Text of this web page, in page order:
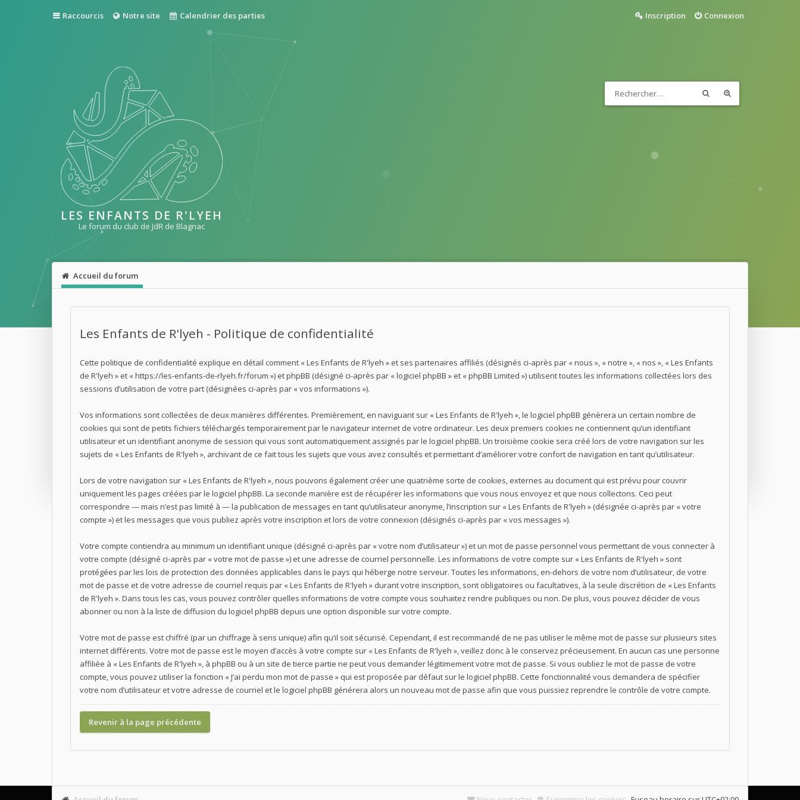
Raccourcis Notre site Calendrier des parties Connexion
Inscription
LES ENFANTS DE R'LYEH
Le forum du club de JdR de Blagnac
Accueil du forum
Les Enfants de R'lyeh - Politique de confidentialité
Cette politique de confidentialité explique en détail comment « Les Enfants de R'lyeh » et ses partenaires affiliés (désignés ci-après par « nous », « notre », « nos », « Les Enfants
de R'lyeh » et « https://les-enfants-de-rlyeh.fr/forum ») et phpBB (désigné ci-après par « logiciel phpBB » et « phpBB Limited ») utilisent toutes les informations collectées lors des
sessions d’utilisation de votre part (désignées ci-après par « vos informations »).
Vos informations sont collectées de deux manières différentes. Premièrement, en naviguant sur « Les Enfants de R'lyeh », le logiciel phpBB génèrera un certain nombre de
cookies qui sont de petits fichiers téléchargés temporairement par le navigateur internet de votre ordinateur. Les deux premiers cookies ne contiennent qu’un identifiant
utilisateur et un identifiant anonyme de session qui vous sont automatiquement assignés par le logiciel phpBB. Un troisième cookie sera créé lors de votre navigation sur les
sujets de « Les Enfants de R'lyeh », archivant de ce fait tous les sujets que vous avez consultés et permettant d’améliorer votre confort de navigation en tant qu’utilisateur.
Lors de votre navigation sur « Les Enfants de R'lyeh », nous pouvons également créer une quatrième sorte de cookies, externes au document qui est prévu pour couvrir
uniquement les pages créées par le logiciel phpBB. La seconde manière est de récupérer les informations que vous nous envoyez et que nous collectons. Ceci peut
correspondre — mais n’est pas limité à — la publication de messages en tant qu’utilisateur anonyme, l’inscription sur « Les Enfants de R'lyeh » (désignée ci-après par « votre
compte ») et les messages que vous publiez après votre inscription et lors de votre connexion (désignés ci-après par « vos messages »).
Votre compte contiendra au minimum un identifiant unique (désigné ci-après par « votre nom d’utilisateur ») et un mot de passe personnel vous permettant de vous connecter à
votre compte (désigné ci-après par « votre mot de passe ») et une adresse de courriel personnelle. Les informations de votre compte sur « Les Enfants de R'lyeh » sont
protégées par les lois de protection des données applicables dans le pays qui héberge notre serveur. Toutes les informations, en-dehors de votre nom d’utilisateur, de votre
mot de passe et de votre adresse de courriel requis par « Les Enfants de R'lyeh » durant votre inscription, sont obligatoires ou facultatives, à la seule discrétion de « Les Enfants
de R'lyeh ». Dans tous les cas, vous pouvez contrôler quelles informations de votre compte vous souhaitez rendre publiques ou non. De plus, vous pouvez décider de vous
abonner ou non à la liste de diffusion du logiciel phpBB depuis une option disponible sur votre compte.
Votre mot de passe est chiffré (par un chiffrage à sens unique) afin qu’il soit sécurisé. Cependant, il est recommandé de ne pas utiliser le même mot de passe sur plusieurs sites
internet différents. Votre mot de passe est le moyen d’accès à votre compte sur « Les Enfants de R'lyeh », veillez donc à le conservez précieusement. En aucun cas une personne
affiliée à « Les Enfants de R'lyeh », à phpBB ou à un site de tierce partie ne peut vous demander légitimement votre mot de passe. Si vous oubliez le mot de passe de votre
compte, vous pouvez utiliser la fonction « J’ai perdu mon mot de passe » qui est proposée par défaut sur le logiciel phpBB. Cette fonctionnalité vous demandera de spécifier
votre nom d’utilisateur et votre adresse de courriel et le logiciel phpBB générera alors un nouveau mot de passe afin que vous puissiez reprendre le contrôle de votre compte.
Revenir à la page précédente